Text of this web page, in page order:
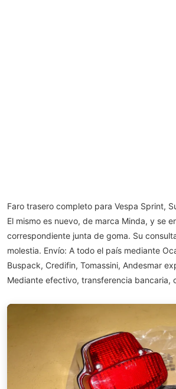
Faro trasero completo para Vespa Sprint,
El mismo es nuevo, de marca Minda, y se
correspondiente junta de goma. Su
molestia. Envío: A todo el país mediante
Buspack, Credifin, Tomassini, Andesmar
Mediante efectivo, transferencia bancaria,